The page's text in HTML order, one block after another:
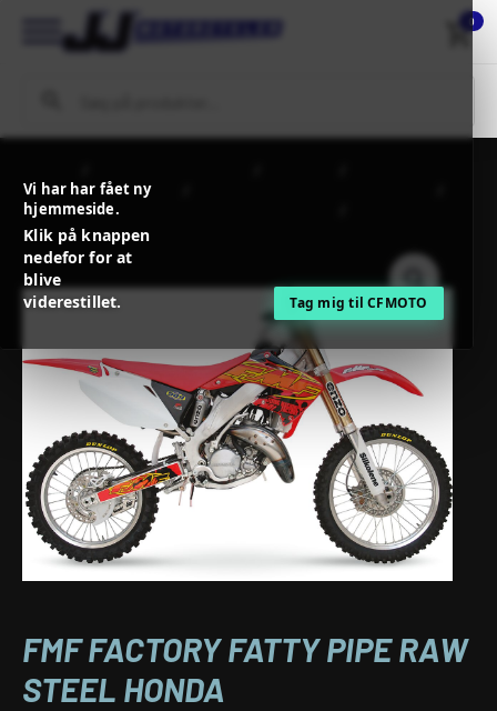
Vi har har fået ny
hjemmeside.
Klik på knappen
nedefor for at
blive
viderestillet.
Tag mig til CFMOTO
0
Udstødning + tilbehør
Komplette udstødningssystemer til Offroad
FATTY PIPE RAW STEEL HONDA
FMF FACTORY FATTY PIPE RAW
STEEL HONDA